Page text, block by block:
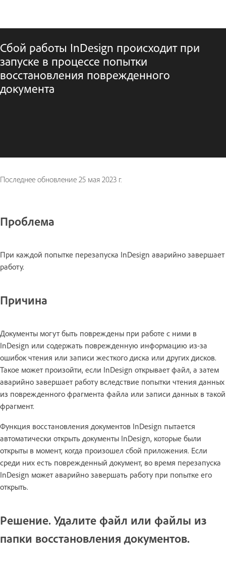
Сбой работы InDesign происходит при
запуске в процессе попытки
восстановления поврежденного
документа
Последнее обновление 25 мая 2023 г.
Проблема
При каждой попытке перезапуска InDesign аварийно завершает
работу.
Причина
Документы могут быть повреждены при работе с ними в
InDesign или содержать поврежденную информацию из-за
ошибок чтения или записи жесткого диска или других дисков.
Такое может произойти, если InDesign открывает файл, а затем
аварийно завершает работу вследствие попытки чтения данных
из поврежденного фрагмента файла или записи данных в такой
фрагмент.
Функция восстановления документов InDesign пытается
автоматически открыть документы InDesign, которые были
открыты в момент, когда произошел сбой приложения. Если
среди них есть поврежденный документ, во время перезапуска
InDesign может аварийно завершать работу при попытке его
открыть.
Решение. Удалите файл или файлы из
папки восстановления документов.